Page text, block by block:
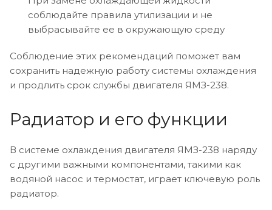
соблюдайте правила утилизации и не
выбрасывайте ее в окружающую среду
Соблюдение этих рекомендаций поможет вам
сохранить надежную работу системы охлаждения
и продлить срок службы двигателя ЯМЗ-238.
Радиатор и его функции
В системе охлаждения двигателя ЯМЗ-238 наряду
с другими важными компонентами, такими как
водяной насос и термостат, играет ключевую роль
радиатор.